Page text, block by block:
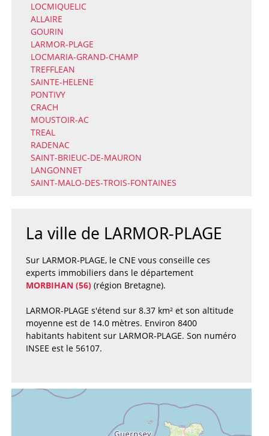
LOCMIQUELIC
ALLAIRE
GOURIN
LARMOR-PLAGE
LOCMARIA-GRAND-CHAMP
TREFFLEAN
SAINTE-HELENE
PONTIVY
CRACH
MOUSTOIR-AC
TREAL
RADENAC
SAINT-BRIEUC-DE-MAURON
LANGONNET
SAINT-MALO-DES-TROIS-FONTAINES
La ville de LARMOR-PLAGE
Sur LARMOR-PLAGE, le CNE vous conseille ces
experts immobiliers dans le département
MORBIHAN (56)(région Bretagne).
LARMOR-PLAGE s'étend sur 8.37 km² et son altitude
moyenne est de 14.0 mètres. Environ 8400
habitants habitent sur LARMOR-PLAGE. Son numéro
INSEE est le 56107.